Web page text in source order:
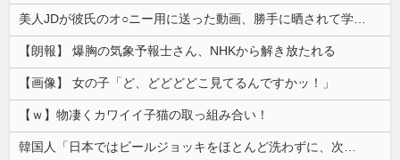
【朗報】 爆胸の気象予報士さん、NHKから解き放たれる
【画像】 女の子「ど、どどどどこ見てるんですかッ！」
【ｗ】物凄くカワイイ子猫の取っ組み合い！